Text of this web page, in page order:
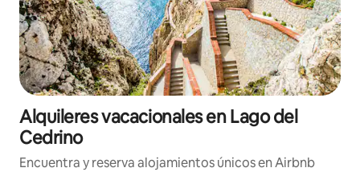
Alquileres vacacionales en Lago del
Cedrino
Encuentra y reserva alojamientos únicos en Airbnb